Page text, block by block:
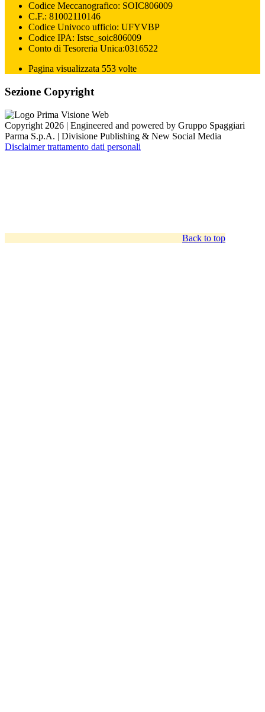
Codice Meccanografico: SOIC806009
C.F.: 81002110146
Codice Univoco ufficio: UFYVBP
Codice IPA: Istsc_soic806009
Conto di Tesoreria Unica:0316522
Pagina visualizzata 553 volte
Sezione Copyright
Copyright 2026 | Engineered and powered by Gruppo Spaggiari
Parma S.p.A. | Divisione Publishing & New Social Media
Disclaimer trattamento dati personali
Back to top